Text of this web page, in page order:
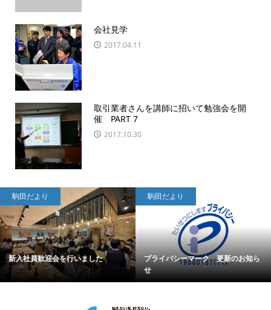
会社見学
2017.04.11
取引業者さんを講師に招いて勉強会を開
催 PART 7
2017.10.30
駒田だより
新入社員歓迎会を行いました
駒田だより
プライバシーマーク 更新のお知ら
せ